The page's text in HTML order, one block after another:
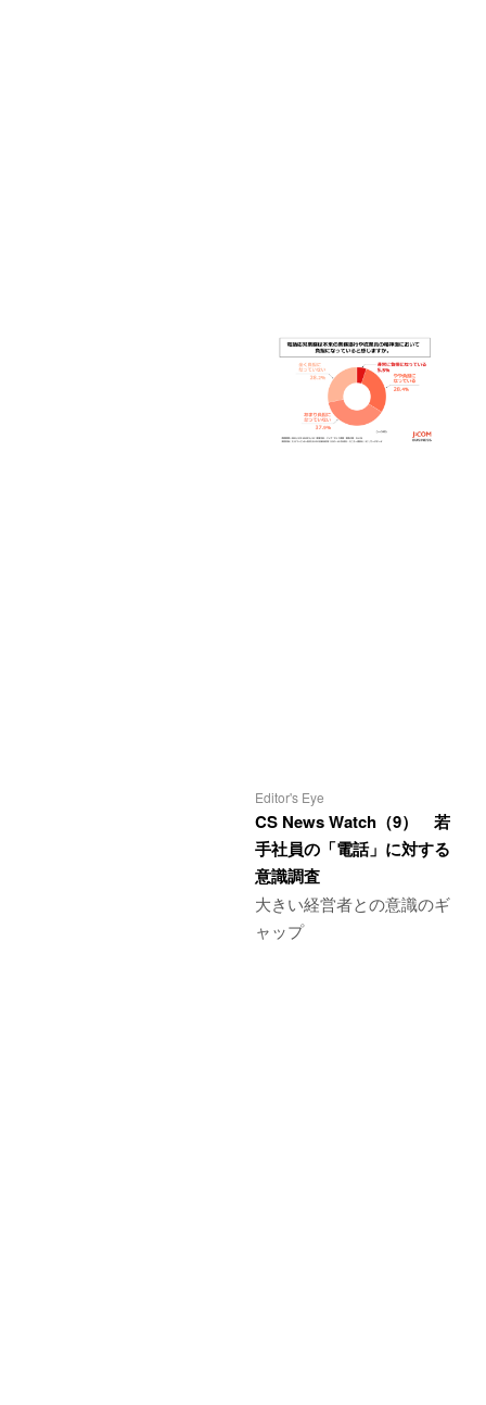
Editor's Eye
CS News Watch（9） 若
手社員の「電話」に対する
意識調査
大きい経営者との意識のギ
ャップ